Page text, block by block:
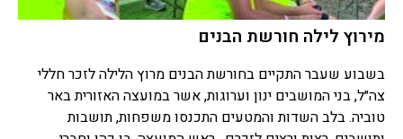
מירוץ לילה חורשת הבנים
בשבוע שעבר התקיים בחורשת הבנים מרוץ הלילה לזכר חללי
צה״ל, בני המושבים ינון וערוגות, אשר במועצה האזורית באר
טוביה. בלב השדות והמטעים התכנסו משפחות, תושבות